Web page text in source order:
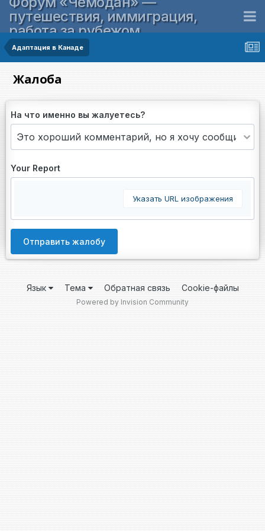
путешествия, иммиграция,
работа за рубежом
Адаптация в Канаде
Жалоба
На что именно вы жалуетесь?
Your Report
Указать URL изображения
Отправить жалобу
Язык Тема Обратная связь Cookie-файлы
Powered by Invision Community